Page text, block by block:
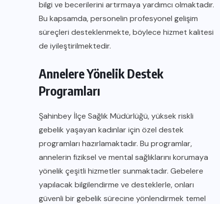
bilgi ve becerilerini artırmaya yardımcı olmaktadır.
Bu kapsamda, personelin profesyonel gelişim
süreçleri desteklenmekte, böylece hizmet kalitesi
de iyileştirilmektedir.
Annelere Yönelik Destek
Programları
Şahinbey İlçe Sağlık Müdürlüğü, yüksek riskli
gebelik yaşayan kadınlar için özel destek
programları hazırlamaktadır. Bu programlar,
annelerin fiziksel ve mental sağlıklarını korumaya
yönelik çeşitli hizmetler sunmaktadır. Gebelere
yapılacak bilgilendirme ve desteklerle, onları
güvenli bir gebelik sürecine yönlendirmek temel